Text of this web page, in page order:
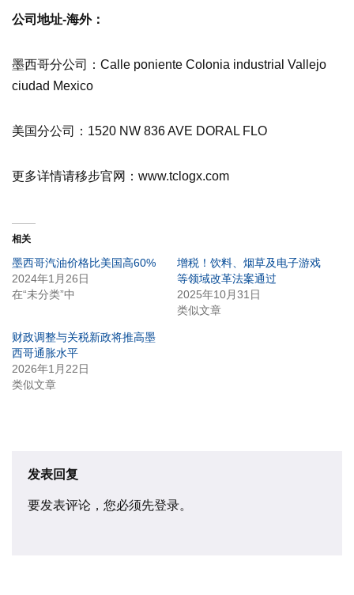
公司地址-海外：
墨西哥分公司：Calle poniente Colonia industrial Vallejo
ciudad Mexico
美国分公司：1520 NW 836 AVE DORAL FLO
更多详情请移步官网：www.tclogx.com
相关
墨西哥汽油价格比美国高60%
2024年1月26日
在“未分类”中
增税！饮料、烟草及电子游戏
等领域改革法案通过
2025年10月31日
类似文章
财政调整与关税新政将推高墨
西哥通胀水平
2026年1月22日
类似文章
发表回复
要发表评论，您必须先登录。